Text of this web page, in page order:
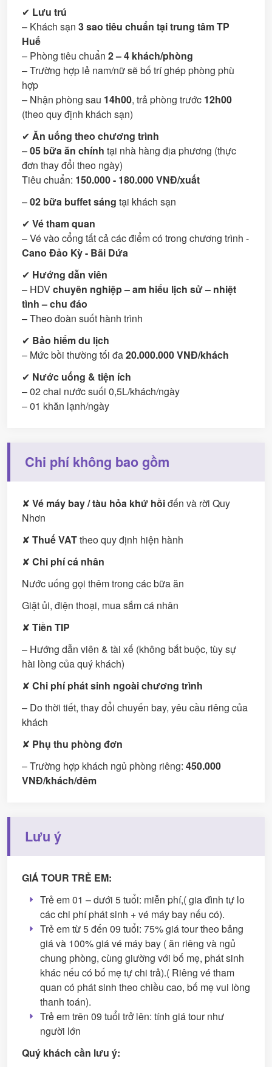
✔ Lưu trú
– Khách sạn 3 sao tiêu chuẩn tại trung tâm TP
Huế
– Phòng tiêu chuẩn 2 – 4 khách/phòng
– Trường hợp lẻ nam/nữ sẽ bố trí ghép phòng phù
hợp
– Nhận phòng sau 14h00, trả phòng trước 12h00
(theo quy định khách sạn)
✔ Ăn uống theo chương trình
–05 bữa ăn chính tại nhà hàng địa phương (thực
đơn thay đổi theo ngày)
Tiêu chuẩn: 150.000 - 180.000 VNĐ/xuất
–02 bữa buffet sáng tại khách sạn
✔ Vé tham quan
– Vé vào cổng tất cả các điểm có trong chương trình -
Cano Đảo Kỳ - Bãi Dứa
✔ Hướng dẫn viên
– HDVchuyên nghiệp – am hiểu lịch sử – nhiệt
tình – chu đáo
– Theo đoàn suốt hành trình
✔ Bảo hiểm du lịch
– Mức bồi thường tối đa20.000.000 VNĐ/khách
✔ Nước uống & tiện ích
– 02 chai nước suối 0,5L/khách/ngày
– 01 khăn lạnh/ngày
Chi phí không bao gồm
✘ Vé máy bay / tàu hỏa khứ hồiđến và rời Quy
Nhơn
✘ Thuế VATtheo quy định hiện hành
✘ Chi phí cá nhân
Nước uống gọi thêm trong các bữa ăn
Giặt ủi, điện thoại, mua sắm cá nhân
✘ Tiền TIP
– Hướng dẫn viên & tài xế (không bắt buộc, tùy sự
hài lòng của quý khách)
✘ Chi phí phát sinh ngoài chương trình
– Do thời tiết, thay đổi chuyến bay, yêu cầu riêng của
khách
✘ Phụ thu phòng đơn
– Trường hợp khách ngủ phòng riêng: 450.000
VNĐ/khách/đêm
Lưu ý
GIÁ TOUR TRẺ EM:
Trẻ em 01 – dưới 5 tuổi: miễn phí,( gia đình tự lo
các chi phí phát sinh + vé máy bay nếu có).
Trẻ em từ 5 đến 09 tuổi: 75% giá tour theo bảng
giá và 100% giá vé máy bay ( ăn riêng và ngủ
chung phòng, cùng giường với bố mẹ, phát sinh
khác nếu có bố mẹ tự chi trả).( Riêng vé tham
quan có phát sinh theo chiều cao, bố mẹ vui lòng
thanh toán).
Trẻ em trên 09 tuổi trở lên: tính giá tour như
người lớn
Quý khách cần lưu ý: